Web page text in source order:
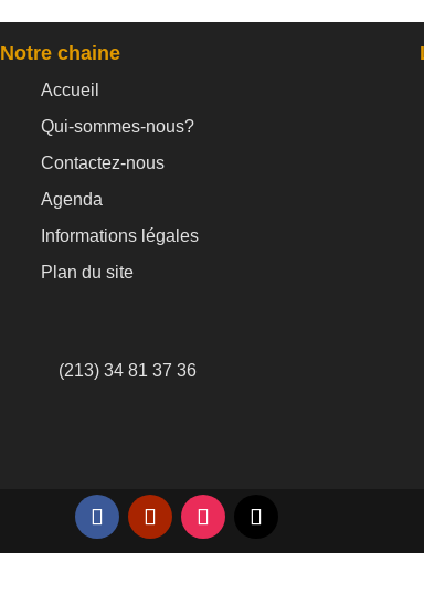
Notre chaine
Accueil
Qui-sommes-nous?
Contactez-nous
Agenda
Informations légales
Plan du site
(213) 34 81 37 36